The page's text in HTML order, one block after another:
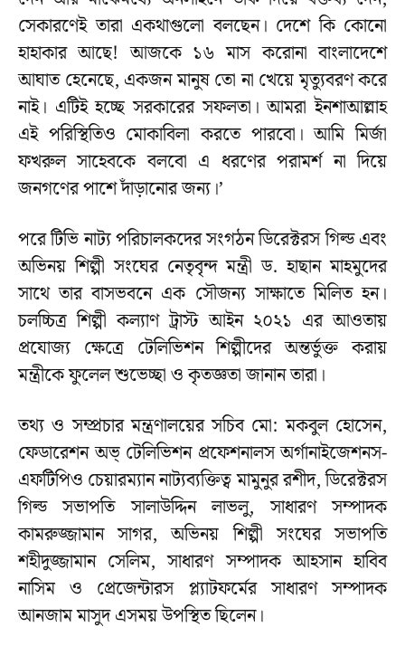
সেকারণেই তারা একথাগুলো বলছেন। দেশে কি কোনো
হাহাকার আছে! আজকে ১৬ মাস করোনা বাংলাদেশে
আঘাত হেনেছে, একজন মানুষ তো না খেয়ে মৃত্যুবরণ করে
নাই। এটিই হচ্ছে সরকারের সফলতা। আমরা ইনশাআল্লাহ
এই পরিস্থিতিও মোকাবিলা করতে পারবো। আমি মির্জা
ফখরুল সাহেবকে বলবো এ ধরণের পরামর্শ না দিয়ে
জনগণের পাশে দাঁড়ানোর জন্য।’
পরে টিভি নাট্য পরিচালকদের সংগঠন ডিরেক্টরস গিল্ড এবং
অভিনয় শিল্পী সংঘের নেতৃবৃন্দ মন্ত্রী ড. হাছান মাহমুদের
সাথে তার বাসভবনে এক সৌজন্য সাক্ষাতে মিলিত হন।
চলচ্চিত্র শিল্পী কল্যাণ ট্রাস্ট আইন ২০২১ এর আওতায়
প্রযোজ্য ক্ষেত্রে টেলিভিশন শিল্পীদের অন্তর্ভুক্ত করায়
মন্ত্রীকে ফুলেল শুভেচ্ছা ও কৃতজ্ঞতা জানান তারা।
তথ্য ও সম্প্রচার মন্ত্রণালয়ের সচিব মো: মকবুল হোসেন,
ফেডারেশন অভ্ টেলিভিশন প্রফেশনালস অর্গানাইজেশনস-
এফটিপিও চেয়ারম্যান নাট্যব্যক্তিত্ব মামুনুর রশীদ, ডিরেক্টরস
গিল্ড সভাপতি সালাউদ্দিন লাভলু, সাধারণ সম্পাদক
কামরুজ্জামান সাগর, অভিনয় শিল্পী সংঘের সভাপতি
শহীদুজ্জামান সেলিম, সাধারণ সম্পাদক আহসান হাবিব
নাসিম ও প্রেজেন্টারস প্ল্যাটফর্মের সাধারণ সম্পাদক
আনজাম মাসুদ এসময় উপস্থিত ছিলেন।